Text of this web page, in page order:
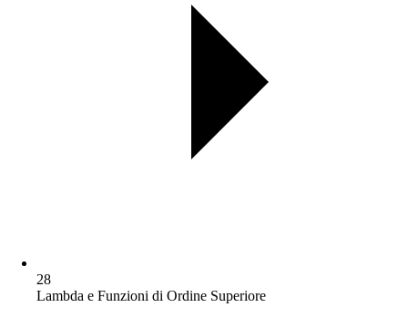
28
Lambda e Funzioni di Ordine Superiore